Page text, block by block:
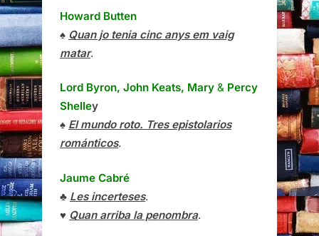
Howard Butten
♠ Quan jo tenia cinc anys em vaig
matar.
Lord Byron, John Keats, Mary & Percy
Shelley
♠ El mundo roto. Tres epistolarios
románticos.
Jaume Cabré
♣ Les incerteses.
♥ Quan arriba la penombra.